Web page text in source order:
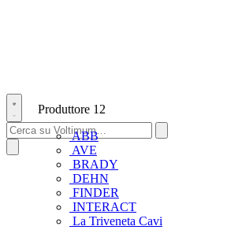
Produttore 12
ABB
AVE
BRADY
DEHN
FINDER
INTERACT
La Triveneta Cavi